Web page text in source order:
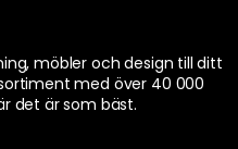
möbler och design till ditt
med över 40 000
det är som bäst.